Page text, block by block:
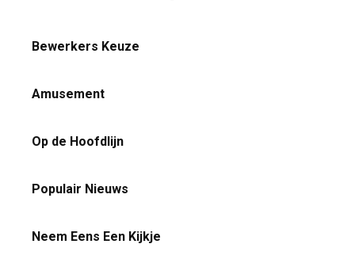
Bewerkers Keuze
Amusement
Op de Hoofdlijn
Populair Nieuws
Neem Eens Een Kijkje